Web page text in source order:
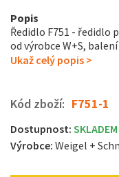
Popis
Ředidlo F751 - ředidlo
od výrobce W+S, balení
Ukaž celý popis >
Kód zboží: F751-1
Dostupnost: SKLADEM
Výrobce: Weigel +